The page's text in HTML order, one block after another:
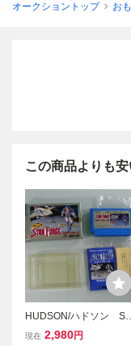
オークショントップ お
この商品よりも
HUDSON/ハドソン
R FORCE/スターフォー
現在 2,980円